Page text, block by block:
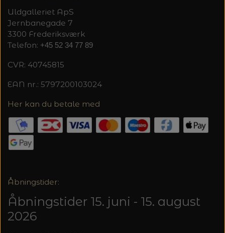
Uldgalleriet ApS
Jernbanegade 7
3300 Frederiksværk
Telefon: +45 52 34 77 89
CVR: 40745815
EAN nr.: 5797200103024
Her kan du betale med
Åbningstider:
Åbningstider 15. juni - 15. august
2026